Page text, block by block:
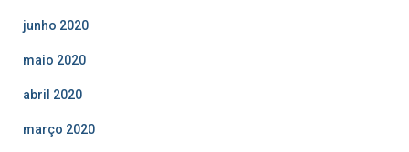
junho 2020
maio 2020
abril 2020
março 2020